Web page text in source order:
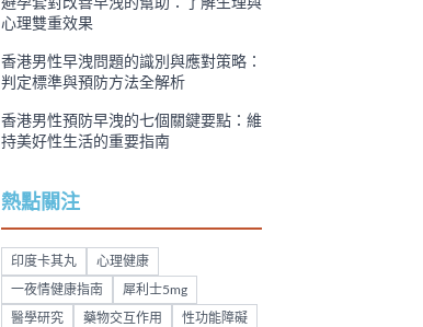
避孕套對改善早洩的幫助：了解生理與
心理雙重效果
香港男性早洩問題的識別與應對策略：
判定標準與預防方法全解析
香港男性預防早洩的七個關鍵要點：維
持美好性生活的重要指南
熱點關注
印度卡其丸 心理健康
一夜情健康指南 犀利士5mg
醫學研究 藥物交互作用 性功能障礙